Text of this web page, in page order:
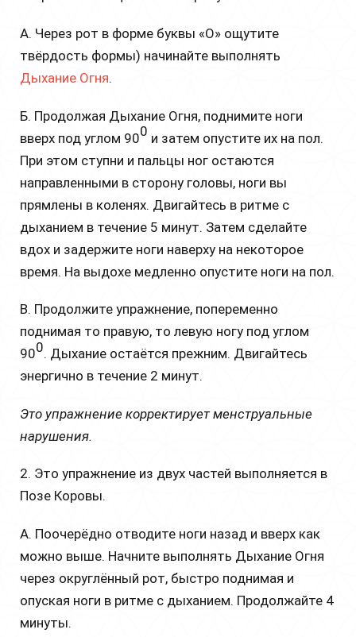
А. Через рот в форме буквы «О» ощутите
твёрдость формы) начинайте выполнять
Дыхание Огня.
Б. Продолжая Дыхание Огня, поднимите ноги
вверх под углом 900 и затем опустите их на пол.
При этом ступни и пальцы ног остаются
направленными в сторону головы, ноги вы
прямлены в коленях. Двигайтесь в ритме с
дыханием в течение 5 минут. Затем сделайте
вдох и задержите ноги наверху на некоторое
время. На выдохе медленно опустите ноги на пол.
В. Продолжите упражнение, попеременно
поднимая то правую, то левую ногу под углом
900. Дыхание остаётся прежним. Двигайтесь
энергично в течение 2 минут.
Это упражнение корректирует менструальные
нарушения.
2. Это упражнение из двух частей выполняется в
Позе Коровы.
А. Поочерёдно отводите ноги назад и вверх как
можно выше. Начните выполнять Дыхание Огня
через округлённый рот, быстро поднимая и
опуская ноги в ритме с дыханием. Продолжайте 4
минуты.